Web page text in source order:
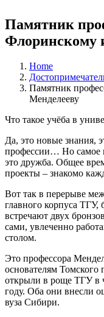
Памятник
Флоринскому
Home
Памятник
Менделееву
Что такое учёба в
Да, это новые знания,
профессии… Но самое
это дружба. Общее
проекты – знакомо
Вот так в перерыве
главного корпуса ТГУ,
встречают двух
сами, увлеченно
столом.
Это профессора
основателям Томского
открыли в роще ТГУ в
году. Оба они внесли
вуза Сибири.